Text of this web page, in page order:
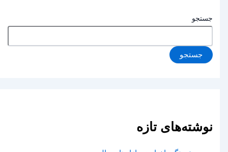
جستجو
جستجو
نوشته‌های تازه